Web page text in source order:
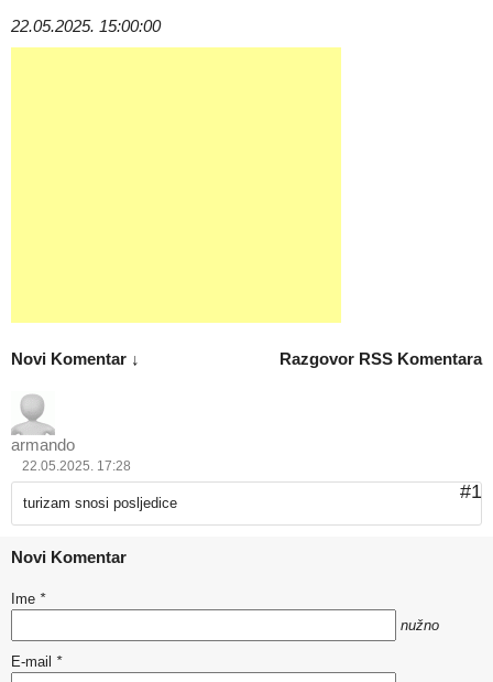
22.05.2025. 15:00:00
Razgovor RSS Komentara
Novi Komentar ↓
armando
22.05.2025. 17:28
#1
turizam snosi posljedice
Novi Komentar
Ime *
nužno
E-mail *